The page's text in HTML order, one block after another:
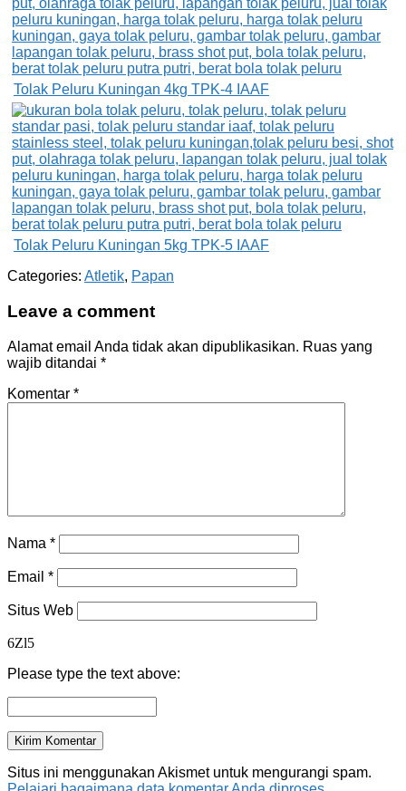
Tolak Peluru Kuningan 4kg TPK-4 IAAF
Tolak Peluru Kuningan 5kg TPK-5 IAAF
Categories: Atletik, Papan
Leave a comment
Alamat email Anda tidak akan dipublikasikan. Ruas yang
wajib ditandai *
Komentar *
Nama *
Email *
Situs Web
6Zl5
Please type the text above:
Situs ini menggunakan Akismet untuk mengurangi spam.